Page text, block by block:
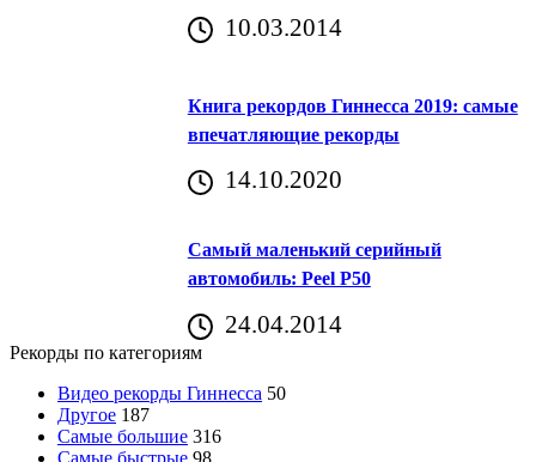
10.03.2014
Книга рекордов Гиннесса 2019: самые
впечатляющие рекорды
14.10.2020
Самый маленький серийный
автомобиль: Peel P50
24.04.2014
Рекорды по категориям
Видео рекорды Гиннесса 50
Другое 187
Самые большие 316
Самые быстрые 98